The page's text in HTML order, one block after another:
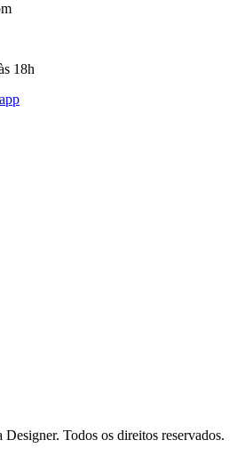
18h
Todos os direitos reservados.